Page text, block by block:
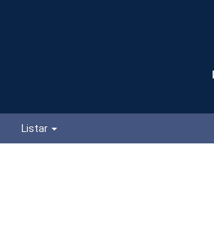
Listar